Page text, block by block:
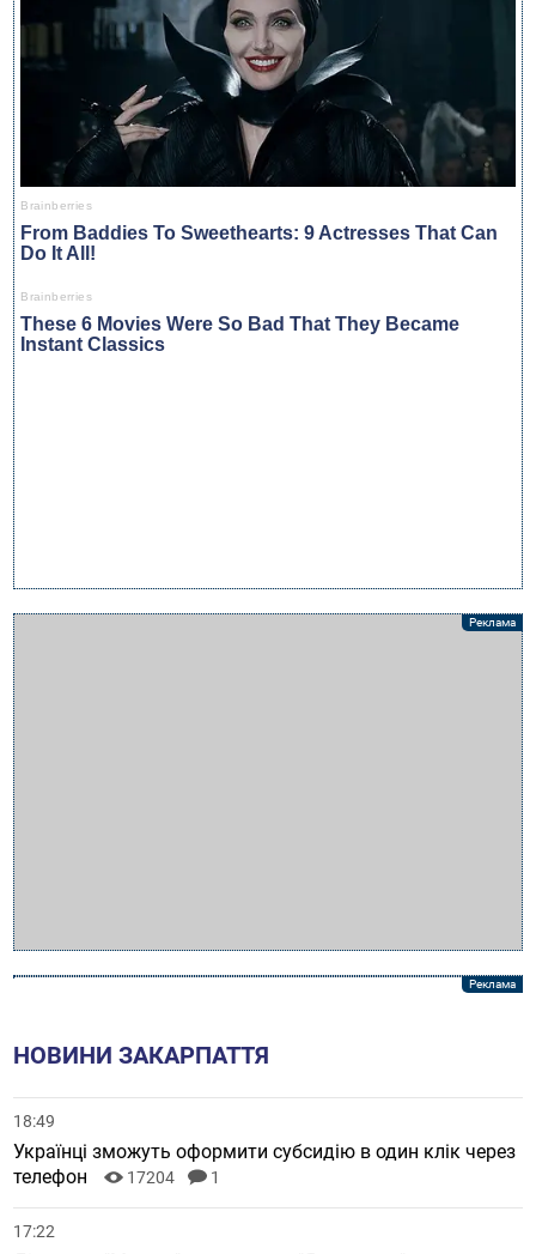
НОВИНИ ЗАКАРПАТТЯ
18:49
Українці зможуть оформити субсидію в один клік через
телефон
17204 1
17:22